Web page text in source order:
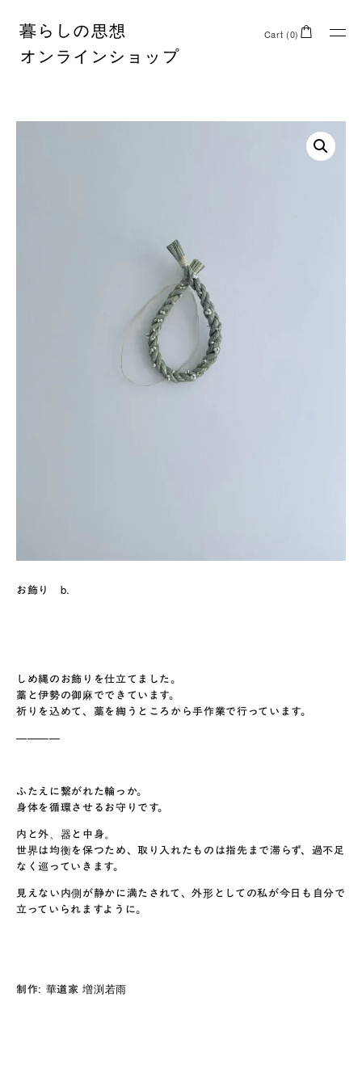
Cart (0)
お飾り b.
しめ縄のお飾りを仕立てました。
藁と伊勢の御麻でできています。
祈りを込めて、藁を綯うところから手作業で行っています。
————
ふたえに繋がれた輪っか。
身体を循環させるお守りです。
内と外、器と中身。
世界は均衡を保つため、取り入れたものは指先まで滞らず、過不足
なく巡っていきます。
見えない内側が静かに満たされて、外形としての私が今日も自分で
立っていられますように。
制作: 華道家 増渕若雨